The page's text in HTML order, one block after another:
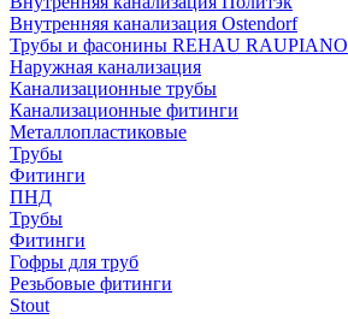
Внутренняя канализация Ostendorf
Трубы и фасонины REHAU RAUPIANO
Наружная канализация
Канализационные трубы
Канализационные фитинги
Металлопластиковые
Трубы
Фитинги
ПНД
Трубы
Фитинги
Гофры для труб
Резьбовые фитинги
Stout